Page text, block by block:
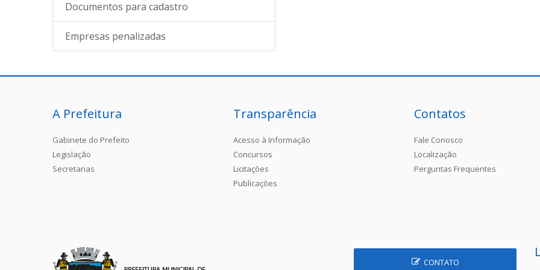
Documentos para cadastro
Empresas penalizadas
A Prefeitura
Gabinete do Prefeito
Legislação
Secretarias
Transparência
Acesso à Informação
Concursos
Licitações
Publicações
Contatos
Fale Conosco
Localização
Perguntas Frequentes
CONTATO